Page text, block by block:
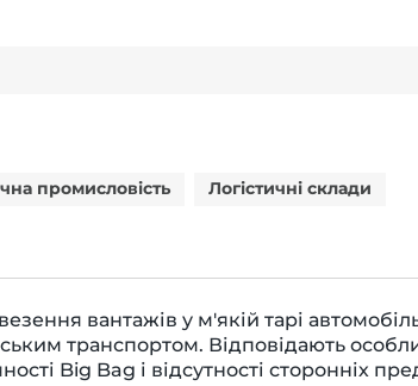
промисловість
Логістичні склади
вантажів у м'якій тарі
транспортом. Відповідають
Big Bag і відсутності сторонніх